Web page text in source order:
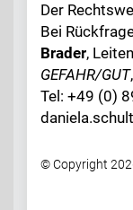
Der
Bei
Brader,
GEFAHR/GUT
Tel: +49 (0)
© Copyright